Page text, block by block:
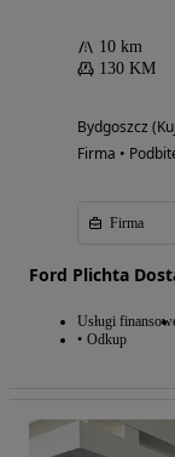
10 km
130 KM
Bydgoszcz
Firma •
Firma
Ford Plichta
Usługi
Odkup